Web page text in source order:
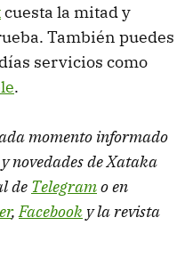
cuesta la mitad y
También puedes
servicios como
.
momento informado
novedades de Xataka
de Telegramo en
,Facebook y la revista